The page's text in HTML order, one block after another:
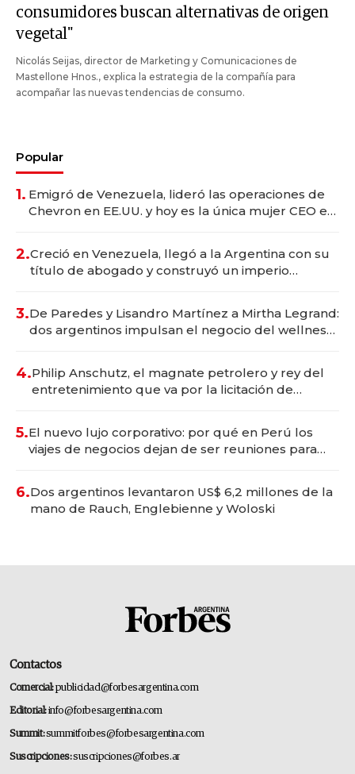
consumidores buscan alternativas de origen
vegetal"
Nicolás Seijas, director de Marketing y Comunicaciones de
Mastellone Hnos., explica la estrategia de la compañía para
acompañar las nuevas tendencias de consumo.
Popular
1. Emigró de Venezuela, lideró las operaciones de
Chevron en EE.UU. y hoy es la única mujer CEO en
2.Creció en Venezuela, llegó a la Argentina con su
título de abogado y construyó un imperio
3.De Paredes y Lisandro Martínez a Mirtha Legrand:
dos argentinos impulsan el negocio del wellness
4.Philip Anschutz, el magnate petrolero y rey del
entretenimiento que va por la licitación de
5.El nuevo lujo corporativo: por qué en Perú los
viajes de negocios dejan de ser reuniones para
6.Dos argentinos levantaron US$ 6,2 millones de la
mano de Rauch, Englebienne y Woloski
Contactos
Comercial:publicidad@forbesargentina.com
Editorial:info@forbesargentina.com
Summit:summitforbes@forbesargentina.com
Suscripciones:suscripciones@forbes.ar